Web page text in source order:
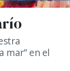
mar” en el